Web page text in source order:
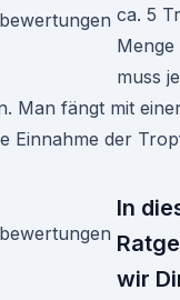
ca. 5
muss
Man fängt mit
Einnahme der
In
wir